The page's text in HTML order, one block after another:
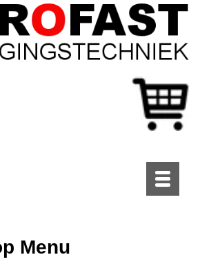
Toggle
Menu